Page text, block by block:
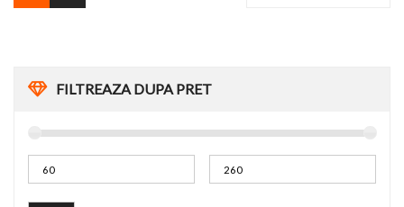
FILTREAZA DUPA PRET